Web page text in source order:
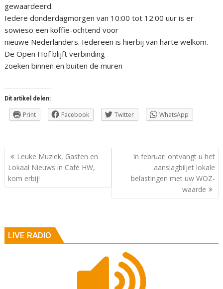
gewaardeerd.
Iedere donderdagmorgen van 10:00 tot 12:00 uur is er
sowieso een koffie-ochtend voor
nieuwe Nederlanders. Iedereen is hierbij van harte welkom.
De Open Hof blijft verbinding
zoeken binnen en buiten de muren
Dit artikel delen:
Print Facebook Twitter WhatsApp
Berichtnavigatie
Leuke Muziek, Gasten en
Lokaal Nieuws in Café HW,
kom erbij!
In februari ontvangt u het
aanslagbiljet lokale
belastingen met uw WOZ-
waarde
LIVE RADIO